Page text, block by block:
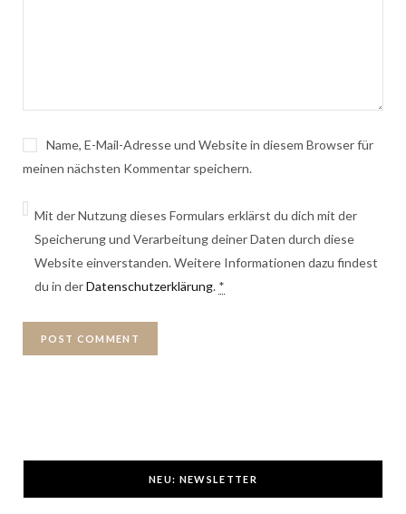
Name, E-Mail-Adresse und Website in diesem Browser für
meinen nächsten Kommentar speichern.
Mit der Nutzung dieses Formulars erklärst du dich mit der
Speicherung und Verarbeitung deiner Daten durch diese
Website einverstanden. Weitere Informationen dazu findest
du in derDatenschutzerklärung. *
NEU: NEWSLETTER